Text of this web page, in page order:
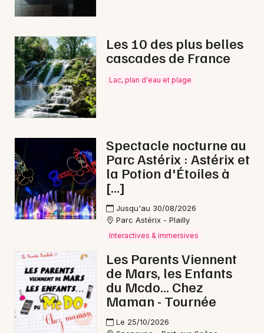
Les 10 des plus belles
cascades de France
Lac, plan d'eau et plage
Spectacle nocturne au
Parc Astérix : Astérix et
la Potion d'Étoiles à
[…]
Jusqu'au 30/08/2026
Parc Astérix - Plailly
Interactives & immersives
Les Parents Viennent
de Mars, les Enfants
du Mcdo... Chez
Maman - Tournée
Le 25/10/2026